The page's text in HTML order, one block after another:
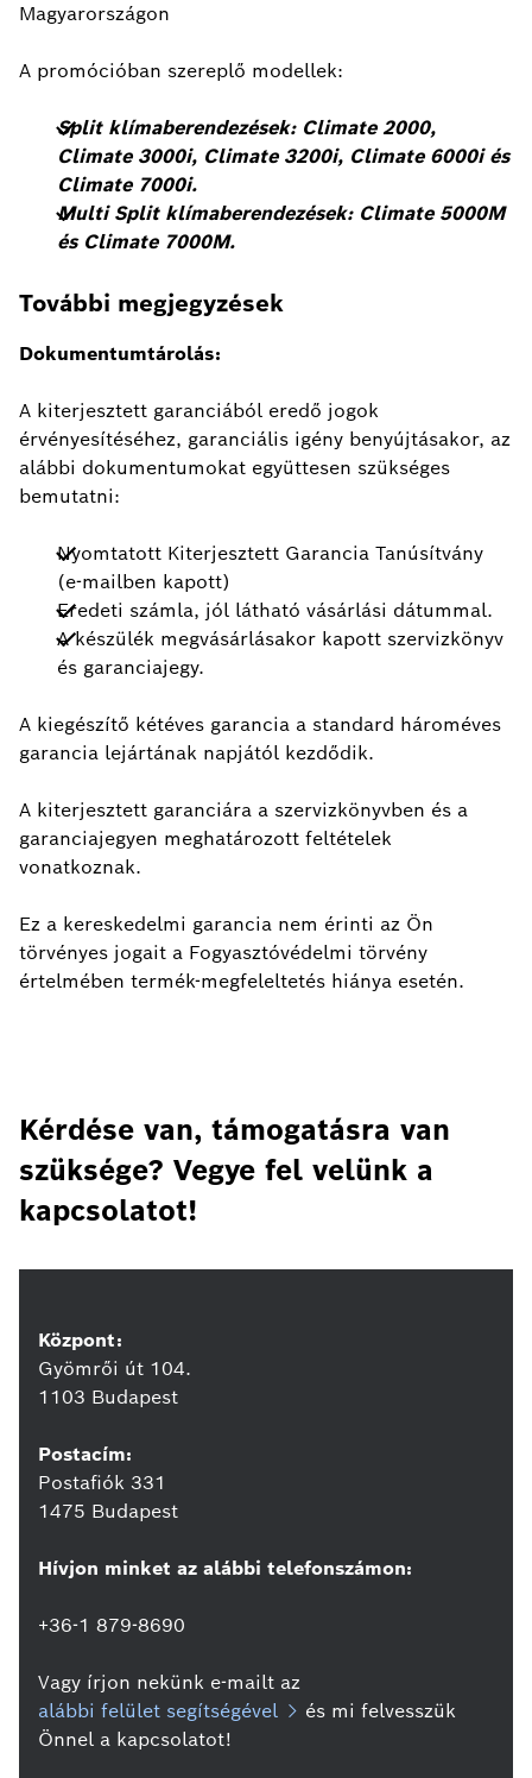
Magyarországon
A promócióban szereplő modellek:
Split klímaberendezések: Climate 2000,
Climate 3000i, Climate 3200i, Climate 6000i és
Climate 7000i.
Multi Split klímaberendezések: Climate 5000M
és Climate 7000M.
További megjegyzések
Dokumentumtárolás:
A kiterjesztett garanciából eredő jogok
érvényesítéséhez, garanciális igény benyújtásakor, az
alábbi dokumentumokat együttesen szükséges
bemutatni:
Nyomtatott Kiterjesztett Garancia Tanúsítvány
(e-mailben kapott)
Eredeti számla, jól látható vásárlási dátummal.
A készülék megvásárlásakor kapott szervizkönyv
és garanciajegy.
A kiegészítő kétéves garancia a standard hároméves
garancia lejártának napjától kezdődik.
A kiterjesztett garanciára a szervizkönyvben és a
garanciajegyen meghatározott feltételek
vonatkoznak.
Ez a kereskedelmi garancia nem érinti az Ön
törvényes jogait a Fogyasztóvédelmi törvény
értelmében termék-megfeleltetés hiánya esetén.
Kérdése van, támogatásra van
szüksége? Vegye fel velünk a
kapcsolatot!
Központ:
Gyömrői út 104.
1103 Budapest
Postacím:
Postafiók 331
1475 Budapest
Hívjon minket az alábbi telefonszámon:
+36-1 879-8690
Vagy írjon nekünk e-mailt az
alábbi felület segítségével
és mi felvesszük
Önnel a kapcsolatot!